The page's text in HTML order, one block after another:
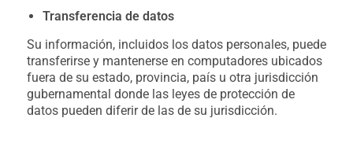
Transferencia de datos
Su información, incluidos los datos personales, puede
transferirse y mantenerse en computadores ubicados
fuera de su estado, provincia, país u otra jurisdicción
gubernamental donde las leyes de protección de
datos pueden diferir de las de su jurisdicción.